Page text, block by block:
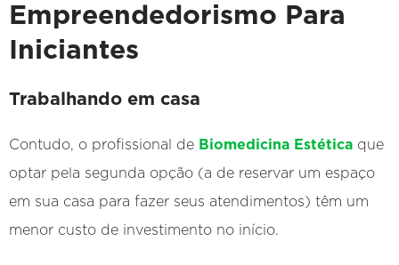
Empreendedorismo Para
Iniciantes
Trabalhando em casa
Contudo, o profissional de Biomedicina Estética que
optar pela segunda opção (a de reservar um espaço
em sua casa para fazer seus atendimentos) têm um
menor custo de investimento no início.